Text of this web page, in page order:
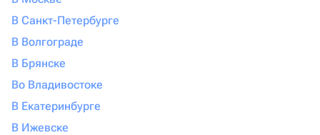
В Санкт-Петербурге
В Волгограде
В Брянске
Во Владивостоке
В Екатеринбурге
В Ижевске